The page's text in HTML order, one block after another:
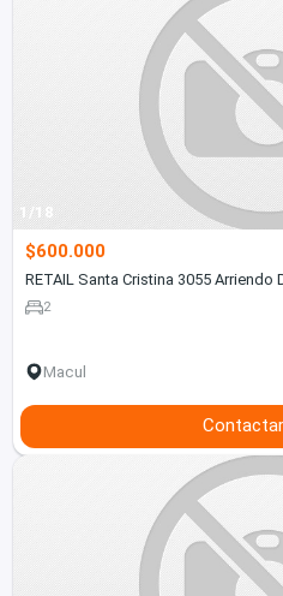
1/18
$600.000
RETAIL Santa Cristina 3055
2
Macul